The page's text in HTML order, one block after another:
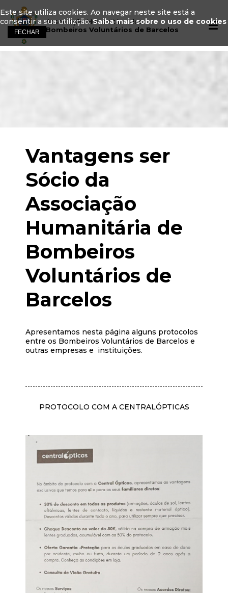
Associação Humanitária dos
Bombeiros Voluntários de Barcelos
Vantagens ser
Sócio da
Associação
Humanitária de
Bombeiros
Voluntários de
Barcelos
Apresentamos nesta página alguns protocolos
entre os Bombeiros Voluntários de Barcelos e
outras empresas e instituições.
PROTOCOLO COM A CENTRALÓPTICAS
Este site utiliza cookies. Ao navegar neste site está a
consentir a sua utilizção.Saiba mais sobre o uso de cookies